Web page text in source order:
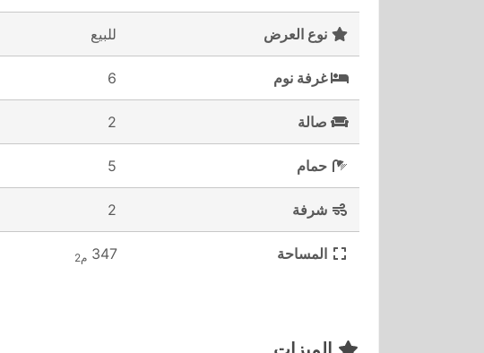
نوع العرض للبيع
غرفة نوم 6
صالة 2
حمام 5
شرفة 2
المساحة 347 م2